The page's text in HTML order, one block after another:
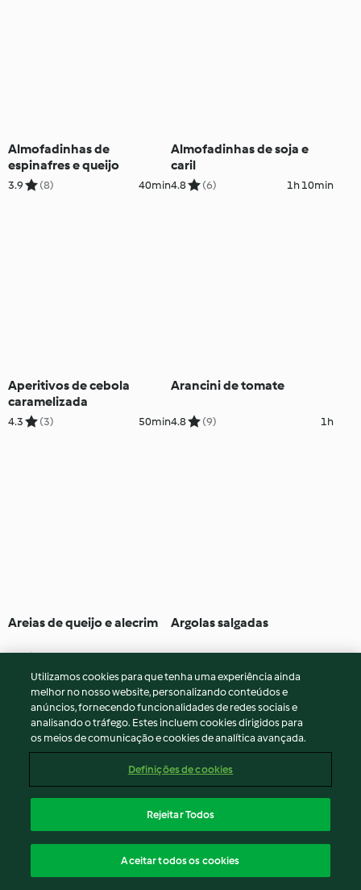
Almofadinhas de
espinafres e queijo
3.9 (8) 40min
Almofadinhas de soja e
caril
4.8 (6) 1h 10min
Aperitivos de cebola
caramelizada
4.3 (3) 50min
Arancini de tomate
4.8 (9) 1h
Areias de queijo e alecrim Argolas salgadas
Arroz de costeleta de
porco ao estilo de Hong
Bagels rosa com pasta de
frango, abacate e folhas
Utilizamos cookies para que tenha uma experiência ainda
melhor no nosso website, personalizando conteúdos e
anúncios, fornecendo funcionalidades de redes sociais e
analisando o tráfego. Estes incluem cookies dirigidos para
os meios de comunicação e cookies de analítica avançada.
Definições de cookies
Rejeitar Todos
Aceitar todos os cookies